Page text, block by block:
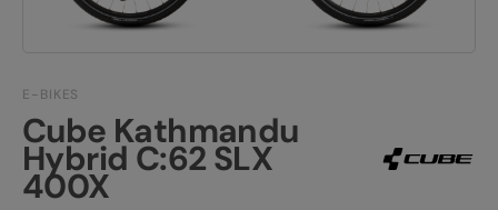
E-BIKE FULLY
E-BIKE TOUR
PRODUKTRÜCKRUFE
E-BIKES
Cube Kathmandu
Hybrid C:62 SLX
400X